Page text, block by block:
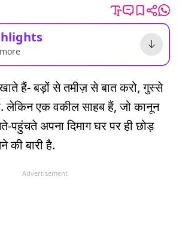
हैं- बड़ों से तमीज़ से बात करो, गुस्से
लेकिन एक वकील साहब हैं, जो कानून
अपना दिमाग घर पर ही छोड़
बारी है.
Advertisement